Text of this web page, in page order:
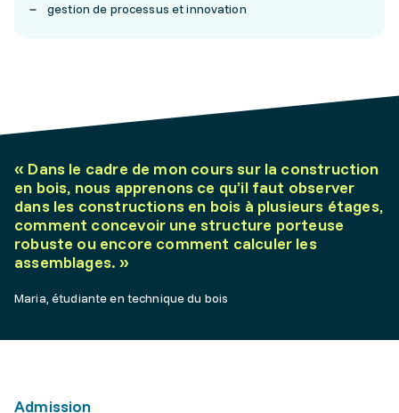
gestion de processus et innovation
« Dans le cadre de mon cours sur la construction
en bois, nous apprenons ce qu’il faut observer
dans les constructions en bois à plusieurs étages,
comment concevoir une structure porteuse
robuste ou encore comment calculer les
assemblages. »
Maria, étudiante en technique du bois
Admission